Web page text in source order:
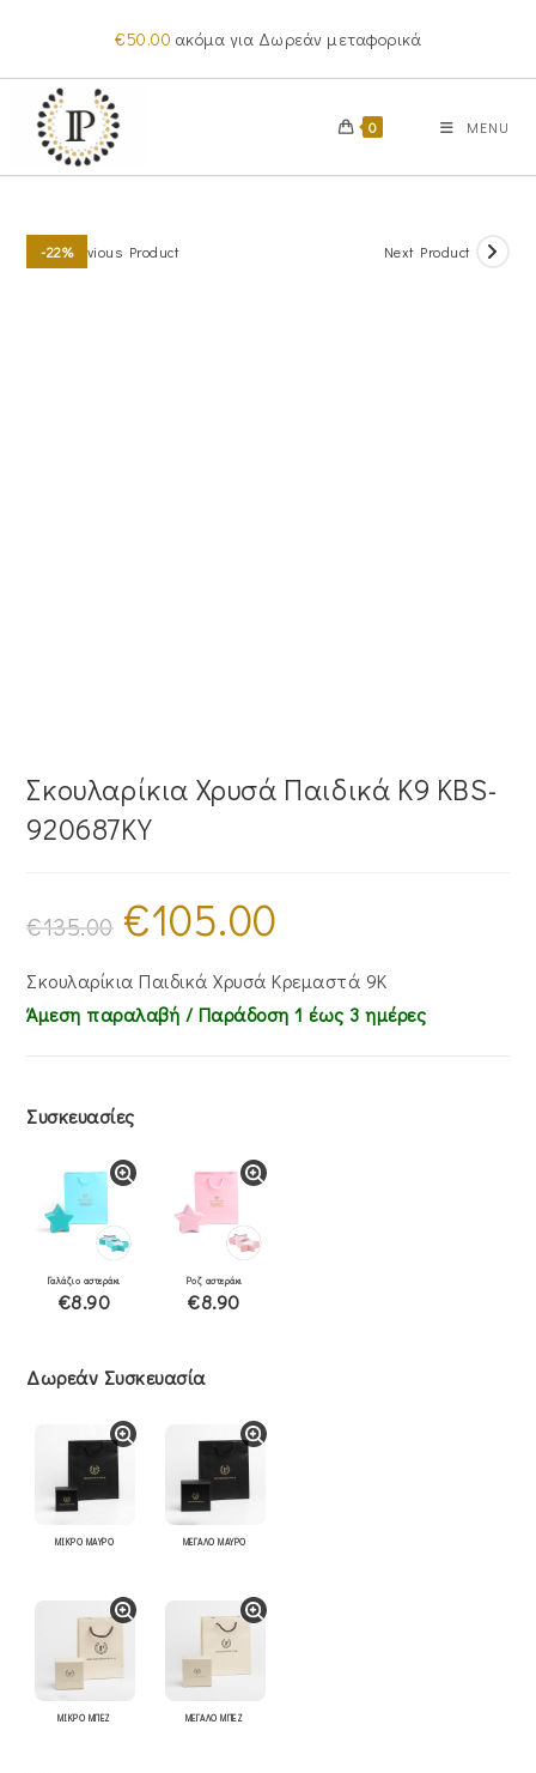
content
€50.00 ακόμα για Δωρεάν μεταφορικά
0 MENU
-22%Previous Product Next Product
Σκουλαρίκια Χρυσά Παιδικά Κ9 KBS-
920687KY
€135.00
Original
price
was:
€105.00
€105.00.
Σκουλαρίκια Παιδικά Χρυσά Κρεμαστά 9Κ
Άμεση παραλαβή / Παράδoση 1 έως 3 ημέρες
Συσκευασίες
Γαλάζιο αστεράκι
€8.90
Ροζ αστεράκι
€8.90
Δωρεάν Συσκευασία
ΜΙΚΡΟ ΜΑΥΡΟ ΜΕΓΑΛΟ ΜΑΥΡΟ
ΜΙΚΡΟ ΜΠΕΖ ΜΕΓΑΛΟ ΜΠΕΖ